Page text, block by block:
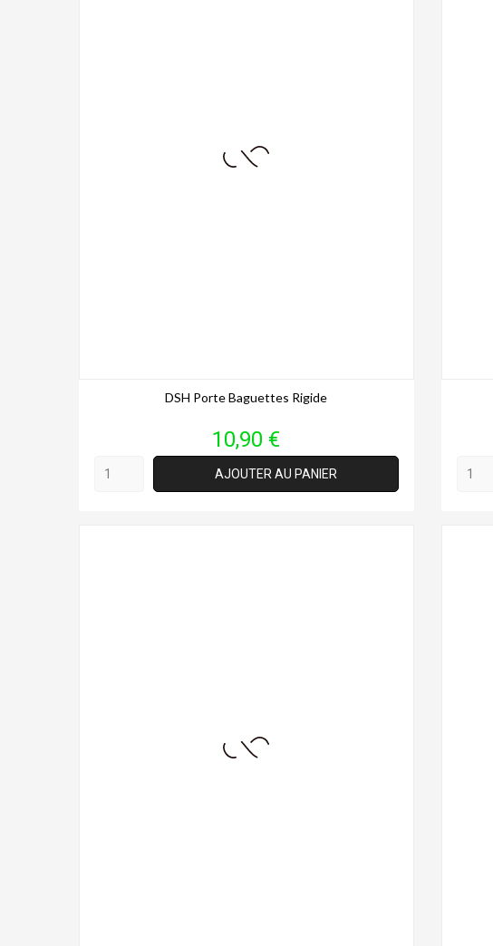
DSH Porte Baguettes Rigide
Prix
10,90 €
AJOUTER AU PANIER